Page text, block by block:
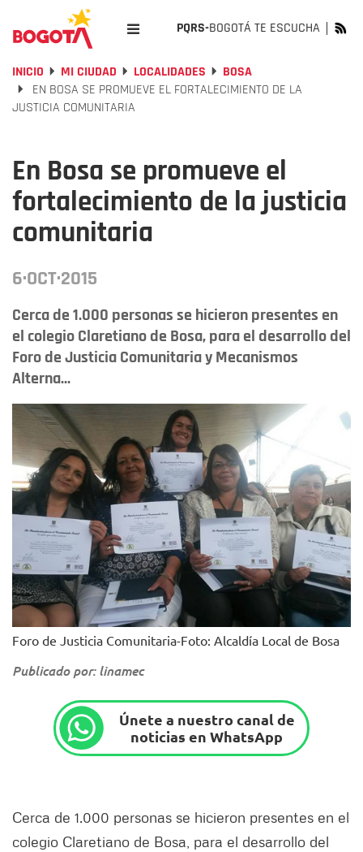
PQRS-BOGOTÁ TE ESCUCHA
INICIO MI CIUDAD LOCALIDADES
BOSA
EN BOSA SE PROMUEVE EL FORTALECIMIENTO DE LA
JUSTICIA COMUNITARIA
En Bosa se promueve el
fortalecimiento de la justicia
comunitaria
6·OCT·2015
Cerca de 1.000 personas se hicieron presentes en
el colegio Claretiano de Bosa, para el desarrollo del
Foro de Justicia Comunitaria y Mecanismos
Alterna...
Foro de Justicia Comunitaria-Foto: Alcaldía Local de Bosa
Publicado por: linamec
Únete a nuestro canal de
noticias en WhatsApp
Cerca de 1.000 personas se hicieron presentes en el
colegio Claretiano de Bosa, para el desarrollo del